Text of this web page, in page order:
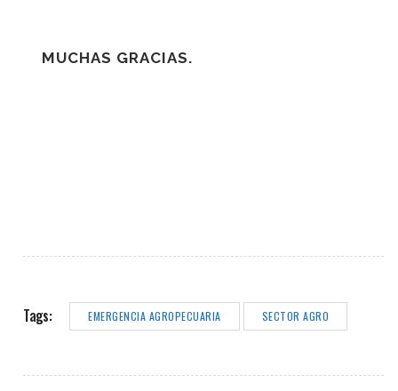
MUCHAS GRACIAS.
Tags: EMERGENCIA AGROPECUARIA SECTOR AGRO